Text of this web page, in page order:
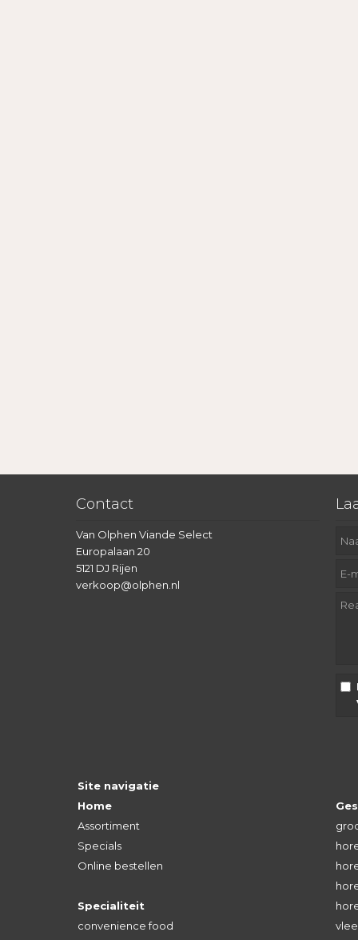
Contact
Van Olphen Viande Select
Europalaan 20
5121 DJ Rijen
verkoop@olphen.nl
Site navigatie
Home
Assortiment
Specials
Online bestellen
Specialiteit
convenience food